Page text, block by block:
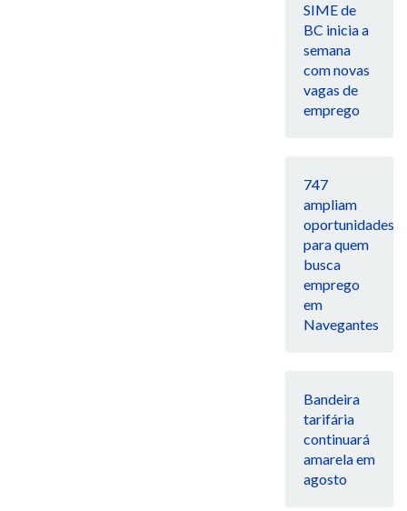
SIME de
BC inicia a
semana
com novas
vagas de
emprego
747
ampliam
oportunidades
para quem
busca
emprego
em
Navegantes
Bandeira
tarifária
continuará
amarela em
agosto